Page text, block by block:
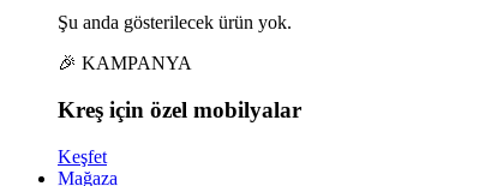
Şu anda gösterilecek ürün yok.
🎉 KAMPANYA
Kreş için özel mobilyalar
Keşfet
Mağaza